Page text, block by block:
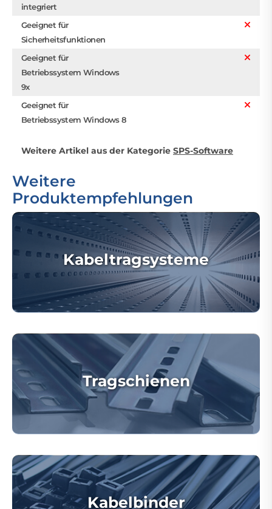
integriert
Geeignet für
Sicherheitsfunktionen
Geeignet für
Betriebssystem Windows
9x
Geeignet für
Betriebssystem Windows 8
Weitere Artikel aus der Kategorie SPS-Software
Weitere
Produktempfehlungen
Kabeltragsysteme
Tragschienen
Kabelbinder